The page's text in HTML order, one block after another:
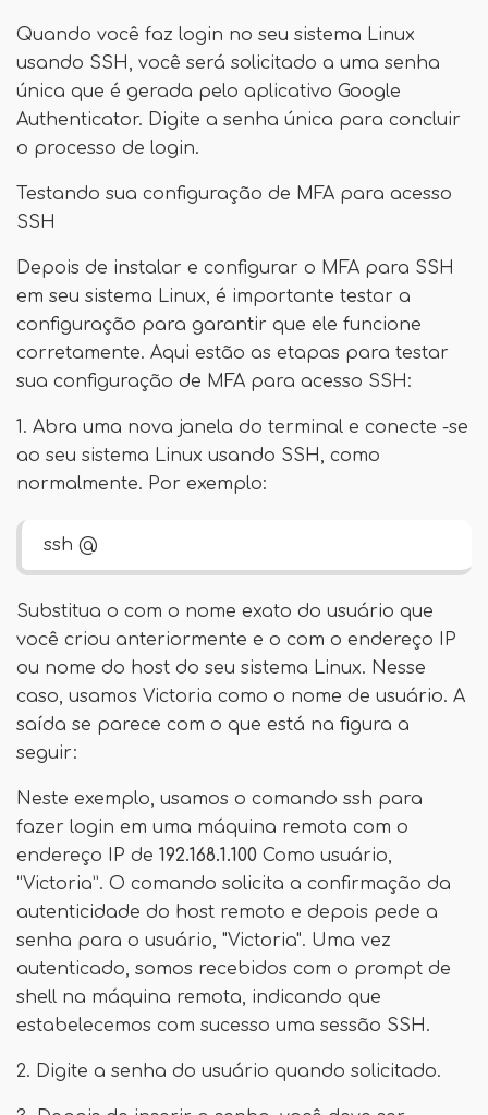
Quando você faz login no seu sistema Linux
usando SSH, você será solicitado a uma senha
única que é gerada pelo aplicativo Google
Authenticator. Digite a senha única para concluir
o processo de login.
Testando sua configuração de MFA para acesso
SSH
Depois de instalar e configurar o MFA para SSH
em seu sistema Linux, é importante testar a
configuração para garantir que ele funcione
corretamente. Aqui estão as etapas para testar
sua configuração de MFA para acesso SSH:
1. Abra uma nova janela do terminal e conecte -se
ao seu sistema Linux usando SSH, como
normalmente. Por exemplo:
ssh @
Substitua o com o nome exato do usuário que
você criou anteriormente e o com o endereço IP
ou nome do host do seu sistema Linux. Nesse
caso, usamos Victoria como o nome de usuário. A
saída se parece com o que está na figura a
seguir:
Neste exemplo, usamos o comando ssh para
fazer login em uma máquina remota com o
endereço IP de 192.168.1.100 Como usuário,
“Victoria”. O comando solicita a confirmação da
autenticidade do host remoto e depois pede a
senha para o usuário, "Victoria". Uma vez
autenticado, somos recebidos com o prompt de
shell na máquina remota, indicando que
estabelecemos com sucesso uma sessão SSH.
2. Digite a senha do usuário quando solicitado.